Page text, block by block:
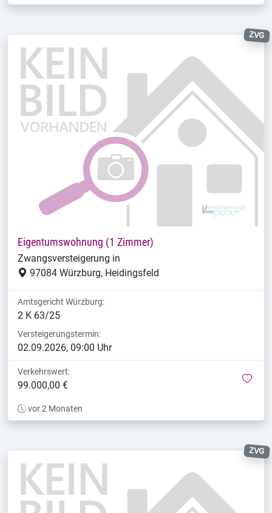
ZVG
Eigentumswohnung (1 Zimmer)
Zwangsversteigerung in
97084 Würzburg, Heidingsfeld
Amtsgericht Würzburg:
2 K 63/25
Versteigerungstermin:
02.09.2026, 09:00 Uhr
Verkehrswert:
99.000,00 €
vor 2 Monaten
ZVG